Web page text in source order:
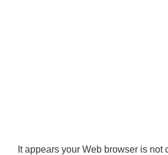
It appears your Web browser is